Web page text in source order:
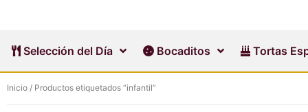
Selección del Día Bocaditos Tortas
Inicio / Productos etiquetados “infantil”